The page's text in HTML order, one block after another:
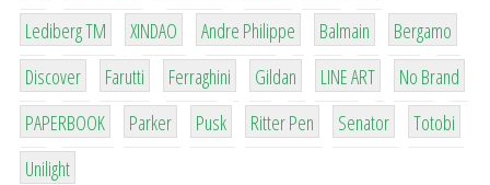
3
Lediberg ТМ
3
XINDAO
1
Andre Philippe
4
Balmain
26
Bergamo
64
Discover
299
Farutti
4
Ferraghini
42
Gildan
4
LINE ART
90
No Brand
8
PAPERBOOK
6
Parker
2
Pusk
22
Ritter Pen
15
Senator
43
Totobi
1
Unilight